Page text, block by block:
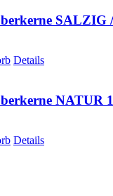
Details
NATUR
Details